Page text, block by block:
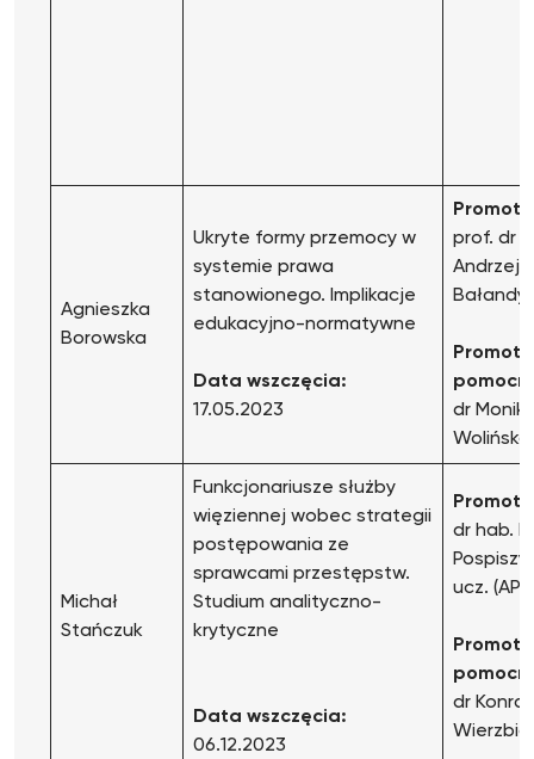
Agnieszka
Borowska
Ukryte formy przemocy w
systemie prawa
stanowionego. Implikacje
edukacyjno-normatywne
Data wszczęcia:
17.05.2023
prof. dr
Andrzej
dr
Wolińska
Michał
Stańczuk
Funkcjonariusze służby
więziennej wobec strategii
postępowania ze
sprawcami przestępstw.
Studium analityczno-
krytyczne
Data wszczęcia:
06.12.2023
dr hab.
ucz.
dr